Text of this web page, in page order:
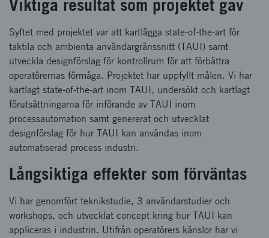
Viktiga resultat som projektet gav
Syftet med projektet var att kartlägga state-of-the-art för
taktila och ambienta användargränssnitt (TAUI) samt
utveckla designförslag för kontrollrum för att förbättra
operatörernas förmåga. Projektet har uppfyllt målen. Vi har
kartlagt state-of-the-art inom TAUI, undersökt och kartlagt
förutsättningarna för införande av TAUI inom
processautomation samt genererat och utvecklat
designförslag för hur TAUI kan användas inom
automatiserad process industri.
Långsiktiga effekter som förväntas
Vi har genomfört teknikstudie, 3 användarstudier och
workshops, och utvecklat concept kring hur TAUI kan
appliceras i industrin. Utifrån operatörers känslor har vi